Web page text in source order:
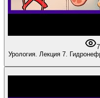
Урология. Лекция 7.